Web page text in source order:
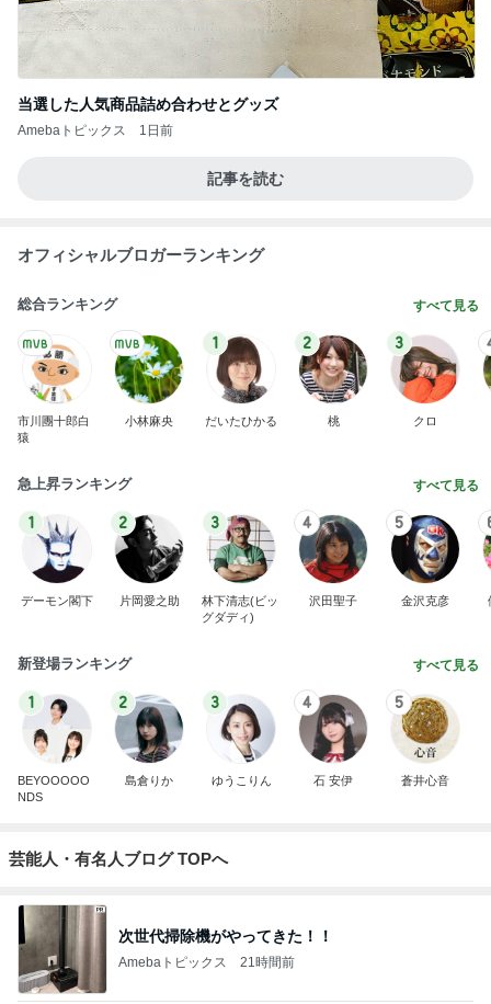
当選した人気商品詰め合わせとグッズ
Amebaトピックス 1日前
記事を読む
オフィシャルブロガーランキング
総合ランキング すべて見る
市川團十郎白
猿
小林麻央
1
だいたひかる
2
桃
3
クロ
急上昇ランキング すべて見る
1
デーモン閣下
2
片岡愛之助
3
林下清志(ビッ
グダディ)
4
沢田聖子
5
金沢克彦
新登場ランキング すべて見る
1
BEYOOOOO
NDS
2
島倉りか
3
ゆうこりん
4
石 安伊
5
蒼井心音
芸能人・有名人ブログ TOPへ
次世代掃除機がやってきた！！
Amebaトピックス 21時間前